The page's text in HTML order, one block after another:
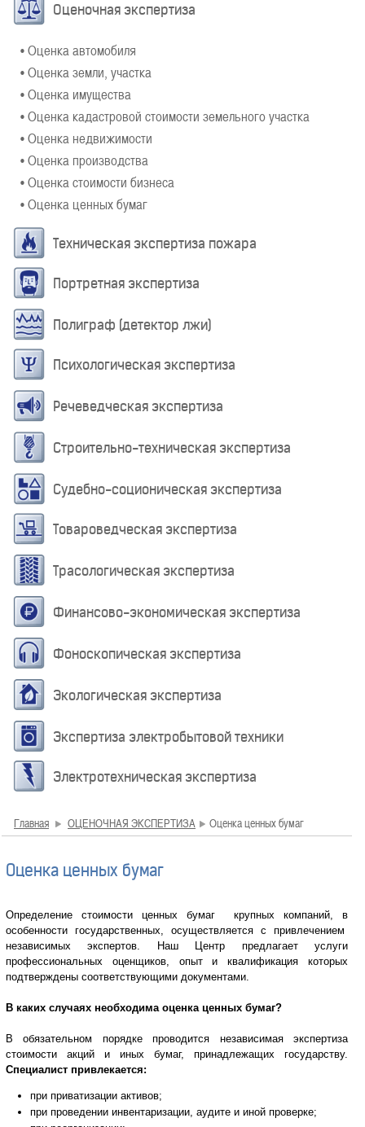
Оценочная экспертиза
• Оценка автомобиля
• Оценка земли, участка
• Оценка имущества
• Оценка кадастровой стоимости земельного участка
• Оценка недвижимости
• Оценка производства
• Оценка стоимости бизнеса
• Оценка ценных бумаг
Техническая экспертиза пожара
Портретная экспертиза
Полиграф (детектор лжи)
Психологическая экспертиза
Речеведческая экспертиза
Строительно-техническая экспертиза
Судебно-соционическая экспертиза
Товароведческая экспертиза
Трасологическая экспертиза
Финансово-экономическая экспертиза
Фоноскопическая экспертиза
Экологическая экспертиза
Экспертиза электробытовой техники
Электротехническая экспертиза
Главная ОЦЕНОЧНАЯ ЭКСПЕРТИЗА Оценка ценных бумаг
Оценка ценных бумаг
Определение стоимости ценных бумаг крупных компаний, в
особенности государственных, осуществляется с привлечением
независимых экспертов. Наш Центр предлагает услуги
профессиональных оценщиков, опыт и квалификация которых
подтверждены соответствующими документами.
В каких случаях необходима оценка ценных бумаг?
В обязательном порядке проводится независимая экспертиза
стоимости акций и иных бумаг, принадлежащих государству.
Специалист привлекается:
при приватизации активов;
при проведении инвентаризации, аудите и иной проверке;